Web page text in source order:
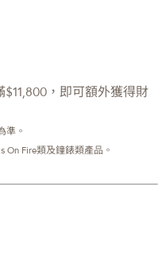
，即可額外獲得財
準。
Fire類及鐘錶類產品。